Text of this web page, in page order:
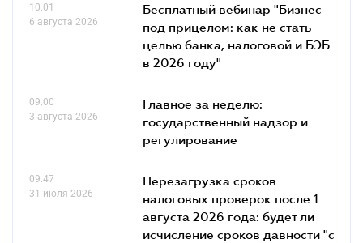
10.01
6 августа 2026
Бесплатный вебинар "Бизнес
под прицелом: как не стать
целью банка, налоговой и БЭБ
в 2026 году"
09.00
3 августа 2026
Главное за неделю:
государственный надзор и
регулирование
09.47
31 июля 2026
Перезагрузка сроков
налоговых проверок после 1
августа 2026 года: будет ли
исчисление сроков давности "с